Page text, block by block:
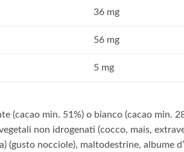
36 mg
56 mg
5 mg
(cacao min. 51%) o bianco (cacao min.
non idrogenati (cocco, mais,
(gusto nocciole), maltodestrine, albume d’